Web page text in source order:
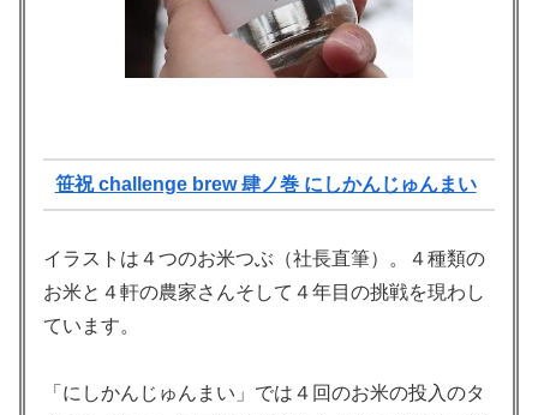
笹祝 challenge brew 肆ノ巻 にしかんじゅんまい
イラストは４つのお米つぶ（社長直筆）。４種類の
お米と４軒の農家さんそして４年目の挑戦を現わし
ています。
「にしかんじゅんまい」では４回のお米の投入のタ